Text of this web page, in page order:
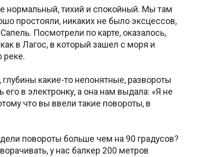
нормальный, тихий и спокойный. Мы там
простояли, никаких не было эксцессов,
Посмотрели по карте, оказалось,
в Лагос, в который зашел с моря и
реке.
какие-то непонятные, развороты
в электронку, а она нам выдала: «Я не
что вы ввели такие повороты, в
повороты больше чем на 90 градусов?
у нас балкер 200 метров